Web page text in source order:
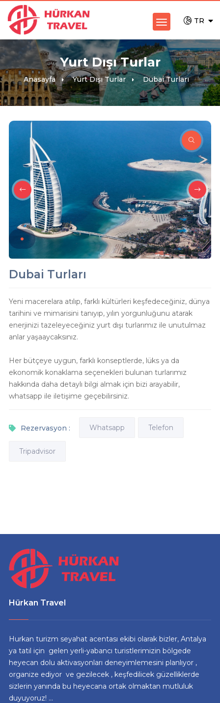
TR
Yurt Dışı Turlar
Anasayfa Yurt Dışı Turlar Dubai Turları
Dubai Turları
Yeni macerelara atılıp, farklı kültürleri keşfedeceğiniz, dünya
tarihini ve mimarisini tanıyıp, yılın yorgunluğunu atarak
enerjinizi tazeleyeceğiniz yurt dışı turlarımız ile unutulmaz
anlar yaşaaycaksınız.
Her bütçeye uygun, farklı konseptlerde, lüks ya da
ekonomik konaklama seçenekleri bulunan turlarımız
hakkında daha detaylı bilgi almak için bizi arayabilir,
whatsapp ile iletişime geçebilirsiniz.
Rezervasyon : Whatsapp Telefon
Tripadvisor
Hürkan Travel
Hurkan turizm seyahat acentası ekibi olarak bizler, Antalya
ya tatil için gelen yerli-yabancı turistlerimizin bölgede
heyecan dolu aktivasyonları deneyimlemesini planlıyor ,
organize ediyor ve gezilecek , keşfedilicek güzelliklerde
sizlerin yanında bu heyecana ortak olmaktan mutluluk
duyuyoruz! ...